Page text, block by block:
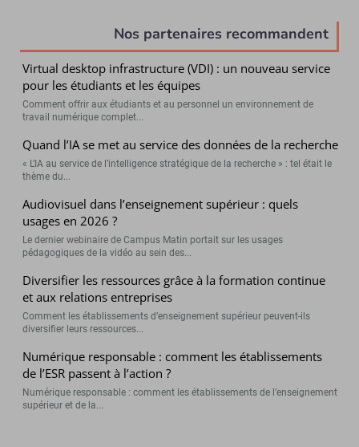
Nos partenaires recommandent
Virtual desktop infrastructure (VDI) : un nouveau service
pour les étudiants et les équipes
Comment offrir aux étudiants et au personnel un environnement de
travail numérique complet...
Quand l’IA se met au service des données de la recherche
« L’IA au service de l’intelligence stratégique de la recherche » : tel était le
thème du...
Audiovisuel dans l’enseignement supérieur : quels
usages en 2026 ?
Le dernier webinaire de Campus Matin portait sur les usages
pédagogiques de la vidéo au sein des...
Diversifier les ressources grâce à la formation continue
et aux relations entreprises
Comment les établissements d’enseignement supérieur peuvent-ils
diversifier leurs ressources...
Numérique responsable : comment les établissements
de l’ESR passent à l’action ?
Numérique responsable : comment les établissements de l’enseignement
supérieur et de la...